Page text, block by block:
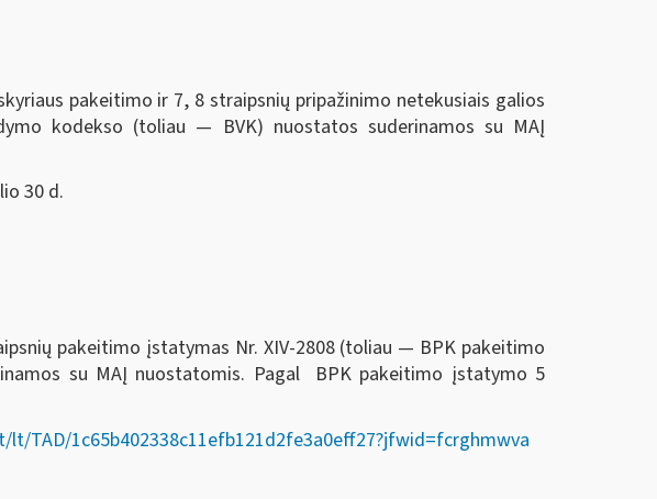
pakeitimo ir 7, 8 straipsnių pripažinimo netekusiais galios
kodekso (toliau — BVK) nuostatos suderinamos su MAĮ
30 d.
pakeitimo įstatymas Nr. XIV-2808 (toliau — BPK pakeitimo
su MAĮ nuostatomis. Pagal BPK pakeitimo įstatymo 5
TAD/1c65b402338c11efb121d2fe3a0eff27?jfwid=fcrghmwva